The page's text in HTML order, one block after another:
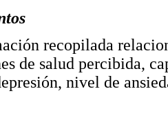
recopilada
de salud percibida,
nivel de